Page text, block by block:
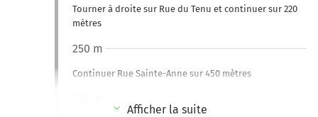
Tourner à droite sur Rue du Tenu et continuer sur 220
mètres
Continuer Rue Sainte-Anne sur 450 mètres
250 m
Afficher la suite